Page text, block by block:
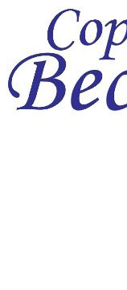
содержимому